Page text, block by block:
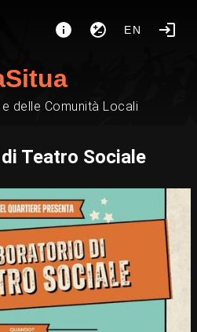
EN
delle Comunità Locali
Teatro Sociale